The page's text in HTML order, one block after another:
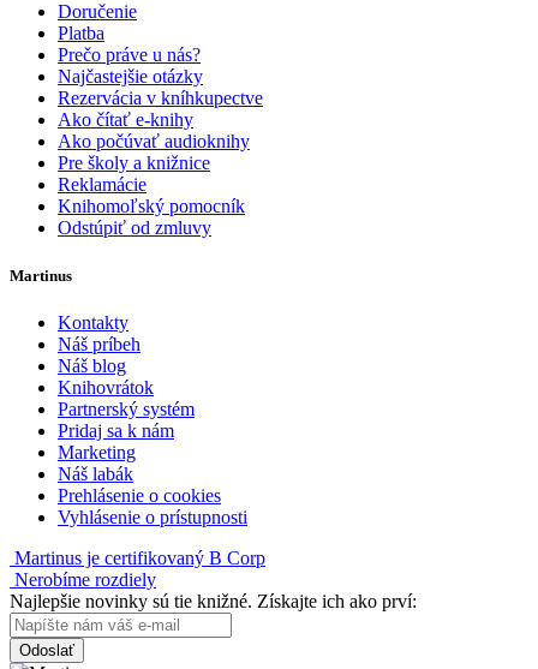
Doručenie
Platba
Prečo práve u nás?
Najčastejšie otázky
Rezervácia v kníhkupectve
Ako čítať e-knihy
Ako počúvať audioknihy
Pre školy a knižnice
Reklamácie
Knihomoľský pomocník
Odstúpiť od zmluvy
Martinus
Kontakty
Náš príbeh
Náš blog
Knihovrátok
Partnerský systém
Pridaj sa k nám
Marketing
Náš labák
Prehlásenie o cookies
Vyhlásenie o prístupnosti
Martinus je certifikovaný B Corp
Nerobíme rozdiely
Najlepšie novinky sú tie knižné. Získajte ich ako prví:
Odoslať